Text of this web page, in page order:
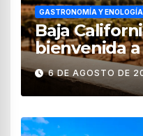
GASTRONOMÍA Y ENOLOGÍA
Baja
bienvenida
vendimia
6 DE AGOSTO DE